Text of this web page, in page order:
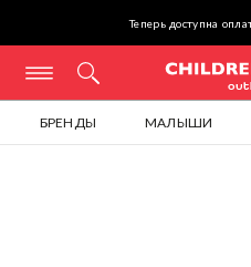
Теперь доступна
БРЕНДЫ МАЛЫШИ